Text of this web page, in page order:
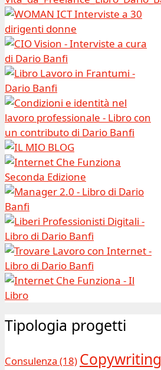
Tipologia progetti
Consulenza (18) Copywriting